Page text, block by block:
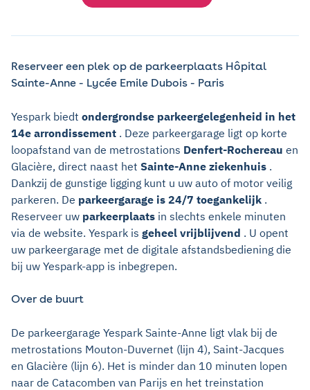
Reserveer een plek op de parkeerplaats Hôpital
Sainte-Anne - Lycée Emile Dubois - Paris
Yespark biedt ondergrondse parkeergelegenheid in het
14e arrondissement . Deze parkeergarage ligt op korte
loopafstand van de metrostations Denfert-Rochereau en
Glacière, direct naast het Sainte-Anne ziekenhuis .
Dankzij de gunstige ligging kunt u uw auto of motor veilig
parkeren. De parkeergarage is 24/7 toegankelijk .
Reserveer uw parkeerplaats in slechts enkele minuten
via de website. Yespark is geheel vrijblijvend . U opent
uw parkeergarage met de digitale afstandsbediening die
bij uw Yespark-app is inbegrepen.
Over de buurt
De parkeergarage Yespark Sainte-Anne ligt vlak bij de
metrostations Mouton-Duvernet (lijn 4), Saint-Jacques
en Glacière (lijn 6). Het is minder dan 10 minuten lopen
naar de Catacomben van Parijs en het treinstation